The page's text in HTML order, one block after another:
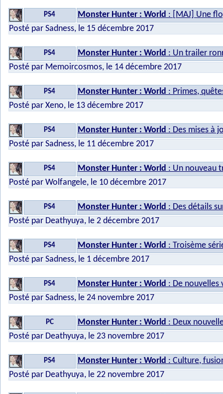
PS4 Monster Hunter : World : [MAJ] Une
Posté par Sadness, le 15 décembre 2017
PS4 Monster Hunter : World : Un trailer
Posté par Memoircosmos, le 14 décembre 2017
PS4 Monster Hunter : World : Primes,
Posté par Xeno, le 13 décembre 2017
PS4 Monster Hunter : World : Des mises à
Posté par Sadness, le 11 décembre 2017
PS4 Monster Hunter : World : Un nouveau
Posté par Wolfangele, le 10 décembre 2017
PS4 Monster Hunter : World : Des détails
Posté par Deathyuya, le 2 décembre 2017
PS4 Monster Hunter : World : Troisème
Posté par Sadness, le 1 décembre 2017
PS4 Monster Hunter : World : De nouvelles
Posté par Sadness, le 24 novembre 2017
PC Monster Hunter : World : Deux
Posté par Deathyuya, le 23 novembre 2017
PS4 Monster Hunter : World : Culture,
Posté par Deathyuya, le 22 novembre 2017